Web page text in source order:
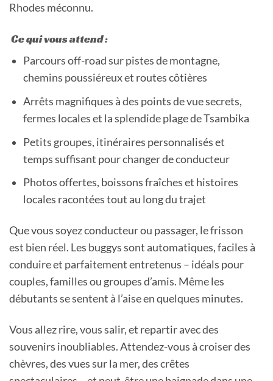
Rhodes méconnu.
Ce qui vous attend :
Parcours off-road sur pistes de montagne,
chemins poussiéreux et routes côtières
Arrêts magnifiques à des points de vue secrets,
fermes locales et la splendide plage de Tsambika
Petits groupes, itinéraires personnalisés et
temps suffisant pour changer de conducteur
Photos offertes, boissons fraîches et histoires
locales racontées tout au long du trajet
Que vous soyez conducteur ou passager, le frisson
est bien réel. Les buggys sont automatiques, faciles à
conduire et parfaitement entretenus – idéals pour
couples, familles ou groupes d’amis. Même les
débutants se sentent à l’aise en quelques minutes.
Vous allez rire, vous salir, et repartir avec des
souvenirs inoubliables. Attendez-vous à croiser des
chèvres, des vues sur la mer, des crêtes